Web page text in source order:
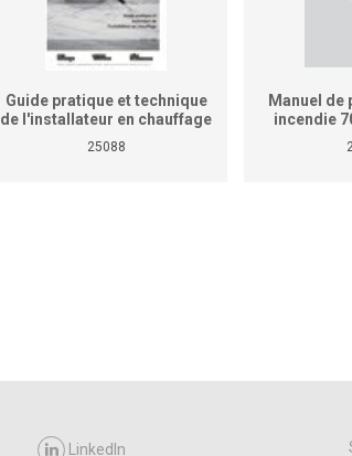
Guide pratique et technique
de l'installateur en chauffage
(Ne remplace pas le manuel
de travaux pratiques pour
25088
Manuel
incendie
LinkedIn